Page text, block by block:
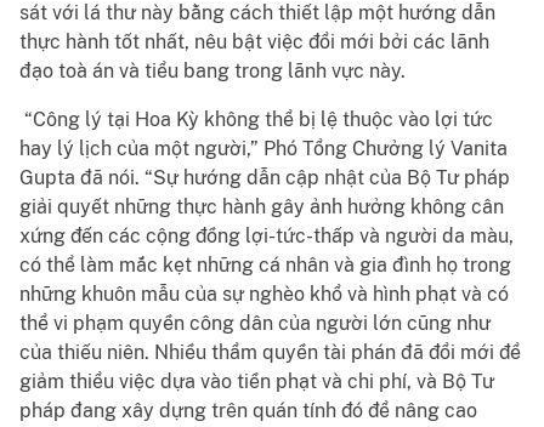
sát với lá thư này bằng cách thiết lập một hướng dẫn
thực hành tốt nhất, nêu bật việc đổi mới bởi các lãnh
đạo toà án và tiểu bang trong lãnh vực này.
“Công lý tại Hoa Kỳ không thể bị lệ thuộc vào lợi tức
hay lý lịch của một người,” Phó Tổng Chưởng lý Vanita
Gupta đã nói. “Sự hướng dẫn cập nhật của Bộ Tư pháp
giải quyết những thực hành gây ảnh hưởng không cân
xứng đến các cộng đồng lợi-tức-thấp và người da màu,
có thể làm mắc kẹt những cá nhân và gia đình họ trong
những khuôn mẫu của sự nghèo khổ và hình phạt và có
thể vi phạm quyền công dân của người lớn cũng như
của thiếu niên. Nhiều thẩm quyền tài phán đã đổi mới để
giảm thiểu việc dựa vào tiền phạt và chi phí, và Bộ Tư
pháp đang xây dựng trên quán tính đó để nâng cao